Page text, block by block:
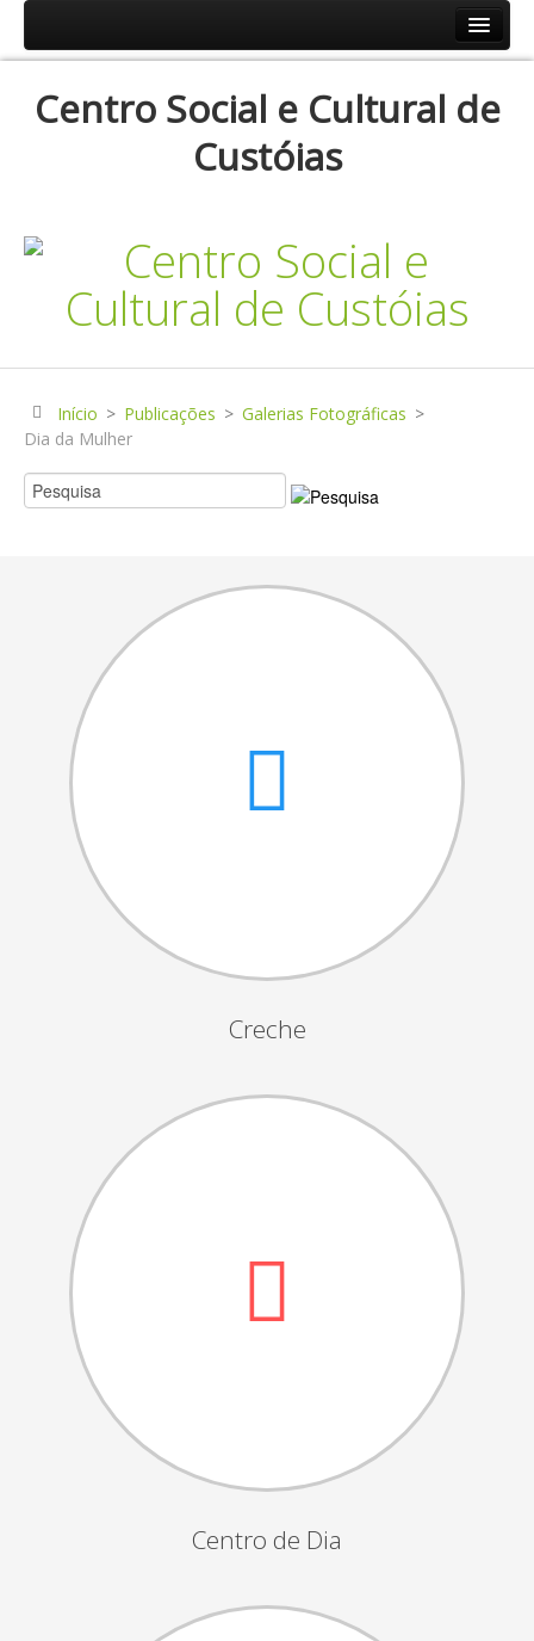
Resp.Sociais
Centro de Convívio
Serviço de Apoio Domiciliário
Agenda
Historial
Publicações
Notícias
Galerias Fotográficas
Dia da Amizade
Dia da Mulher
Dia do Pai
Festejos da Páscoa
Dia da Mãe
Dia Mundial da Criança
Marchas Populares
Dia de S.Martinho
Aniversários da Instituição
Almoço / Lanche de Natal
Atividades Semanais
Feiras e Exposições
Grupos Musicais do Centro de Dia
Outras Actividades
Passeio Vila Nova de Cerveira
Passeio Convívio em Pombal
Assembleias Gerais
Centro Social e Cultural de
Custóias
Início > Publicações > Galerias Fotográficas >
Dia da Mulher
Creche
Centro de Dia